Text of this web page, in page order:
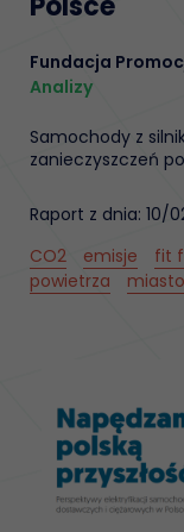
Fundacja
Analizy
Samochody z
zanieczyszczeń
Raport z dnia: 10/
CO2
emisje fit
powietrza
miasto